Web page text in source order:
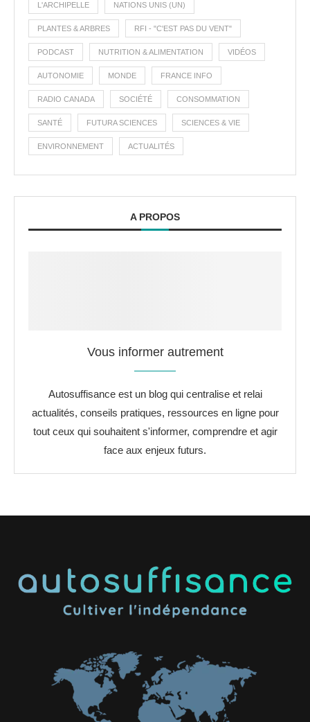
L'ARCHIPELLE NATIONS UNIS (UN)
PLANTES & ARBRES RFI - "C'EST PAS DU VENT"
PODCAST NUTRITION & ALIMENTATION VIDÉOS
AUTONOMIE MONDE FRANCE INFO
RADIO CANADA SOCIÉTÉ CONSOMMATION
SANTÉ FUTURA SCIENCES SCIENCES & VIE
ENVIRONNEMENT ACTUALITÉS
A PROPOS
Vous informer autrement
Autosuffisance est un blog qui centralise et relai
actualités, conseils pratiques, ressources en ligne pour
tout ceux qui souhaitent s'informer, comprendre et agir
face aux enjeux futurs.